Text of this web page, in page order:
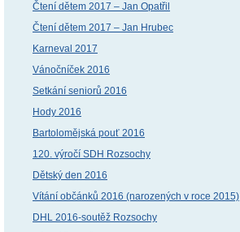
Čtení dětem 2017 – Jan Opatřil
Čtení dětem 2017 – Jan Hrubec
Karneval 2017
Vánočníček 2016
Setkání seniorů 2016
Hody 2016
Bartolomějská pouť 2016
120. výročí SDH Rozsochy
Dětský den 2016
Vítání občánků 2016 (narozených v roce 2015)
DHL 2016-soutěž Rozsochy